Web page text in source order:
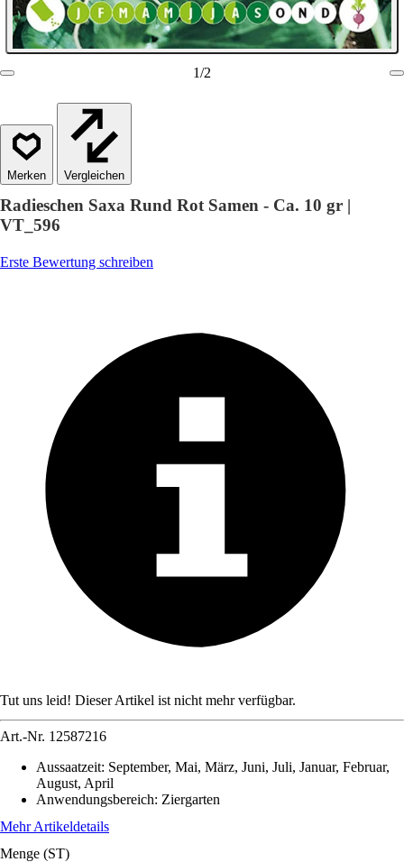
1/2
Vergleichen
Radieschen Saxa Rund Rot Samen - Ca. 10 gr |
VT_596
Erste Bewertung schreiben
Tut uns leid! Dieser Artikel ist nicht mehr verfügbar.
Art.-Nr. 12587216
Aussaatzeit: September, Mai, März, Juni, Juli, Januar, Februar,
August, April
Anwendungsbereich: Ziergarten
Mehr Artikeldetails
Menge (ST)